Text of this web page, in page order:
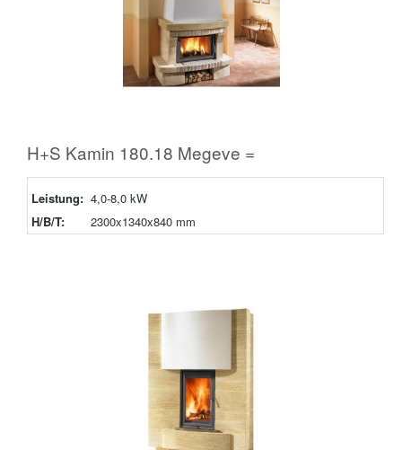
H+S Kamin 180.18 Megeve =
Leistung: 4,0-8,0 kW
H/B/T:
2300x1340x840 mm